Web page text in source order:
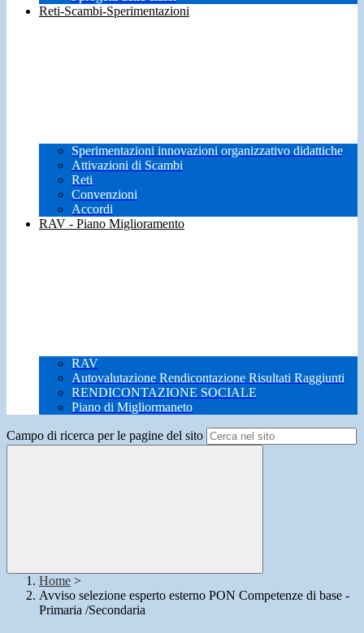
Reti-Scambi-Sperimentazioni
Sperimentazioni innovazioni organizzativo didattiche
Attivazioni di Scambi
Reti
Convenzioni
Accordi
RAV - Piano Miglioramento
RAV
Autovalutazione Rendicontazione Risultati Raggiunti
RENDICONTAZIONE SOCIALE
Piano di Migliormaneto
Campo di ricerca per le pagine del sito
Home >
Avviso selezione esperto esterno PON Competenze di base -
Primaria /Secondaria